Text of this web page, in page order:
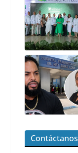
Contáctanos